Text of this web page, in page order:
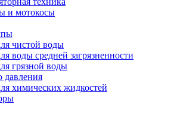
и мотокосы
чистой воды
воды средней загрязненности
грязной воды
давления
химических жидкостей